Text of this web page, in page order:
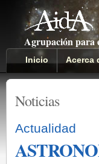
Agrupación para
Inicio Acerca
Noticias
Actualidad